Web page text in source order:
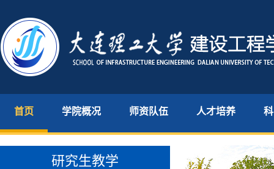
首页 学院概况 师资队伍 人才培养
研究生教学